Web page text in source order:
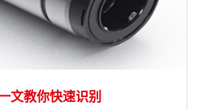
文教你快速识别